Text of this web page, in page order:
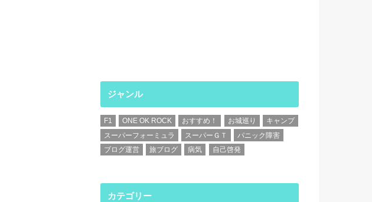
ジャンル
F1 ONE OK ROCK おすすめ！ お城巡り
キャンプ
スーパーフォーミュラ
スーパーＧＴ
パニック障害
ブログ運営
旅ブログ 病気 自己啓発
カテゴリー